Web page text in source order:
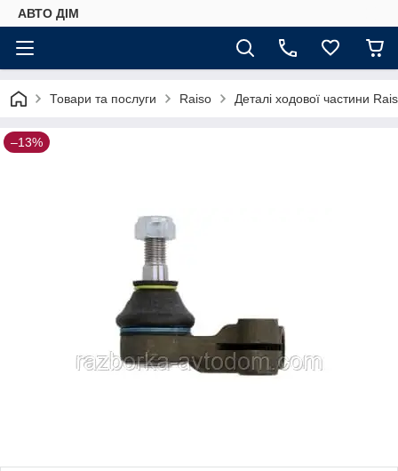
АВТО ДIМ
Товари та послуги Raiso Деталі ходової частини
–13%